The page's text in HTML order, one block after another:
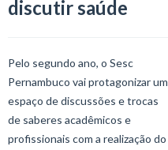
discutir saúde
Pelo segundo ano, o Sesc
Pernambuco vai protagonizar um
espaço de discussões e trocas
de saberes acadêmicos e
profissionais com a realização do